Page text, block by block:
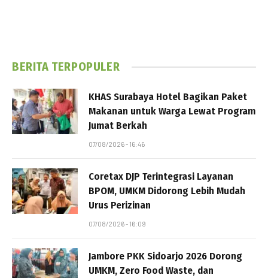
BERITA TERPOPULER
KHAS Surabaya Hotel Bagikan Paket
Makanan untuk Warga Lewat Program
Jumat Berkah
07/08/2026 - 16:46
Coretax DJP Terintegrasi Layanan
BPOM, UMKM Didorong Lebih Mudah
Urus Perizinan
07/08/2026 - 16:09
Jambore PKK Sidoarjo 2026 Dorong
UMKM, Zero Food Waste, dan